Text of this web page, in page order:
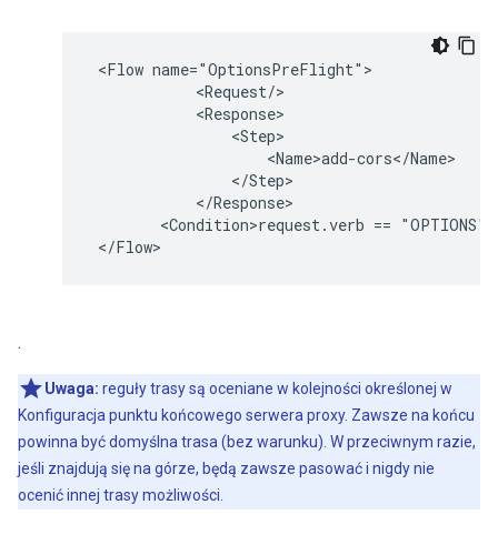
<Flow name="OptionsPreFlight">
            <Request/>
            <Response>
                <Step>
                    <Name>add-cors</Name>
                </Step>
            </Response>
<Condition>request.verb == "OPTIONS"
</Flow>
.
Uwaga: reguły trasy są oceniane w kolejności określonej w
Konfiguracja punktu końcowego serwera proxy. Zawsze na końcu
powinna być domyślna trasa (bez warunku). W przeciwnym razie,
jeśli znajdują się na górze, będą zawsze pasować i nigdy nie
ocenić innej trasy możliwości.